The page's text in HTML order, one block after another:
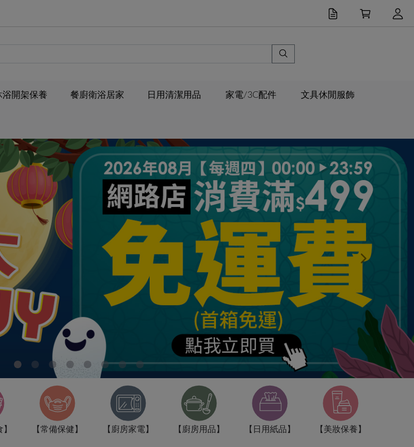
浴開架保養 餐廚衛浴居家 日用清潔用品 家電/3C配件 文具休閒服飾
Next
【常備保健】 【廚房家電】 【廚房用品】 【日用紙品】 【美妝保養】